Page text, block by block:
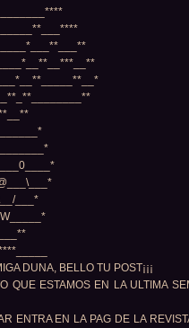
___*
DUNA, BELLO TU POST¡¡¡
QUE ESTAMOS EN LA ULTIMA
ENTRA EN LA PAG DE LA